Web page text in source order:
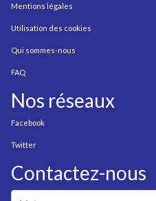
Mentions légales
Utilisation des cookies
Qui sommes-nous
FAQ
Nos réseaux
Facebook
Twitter
Contactez-nous